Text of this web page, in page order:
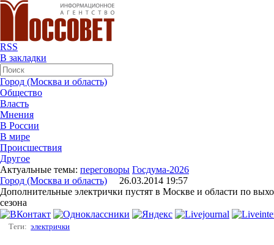
RSS
В закладки
Город (Москва и область)
Общество
Власть
Мнения
В России
В мире
Происшествия
Другое
Актуальные темы: переговоры Госдума-2026
Город (Москва и область) 26.03.2014 19:57
Дополнительные электрички пустят в Москве и области по
сезона
Теги: электрички